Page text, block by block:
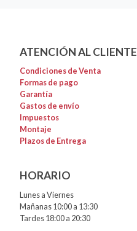
ATENCIÓN AL CLIENTE
Condiciones de Venta
Formas de pago
Garantía
Gastos de envío
Impuestos
Montaje
Plazos de Entrega
HORARIO
Lunes a Viernes
Mañanas 10:00 a 13:30
Tardes 18:00 a 20:30